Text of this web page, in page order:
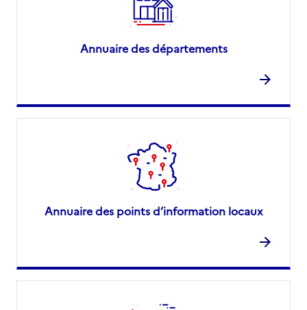
Annuaire des départements
Annuaire des points d’information locaux